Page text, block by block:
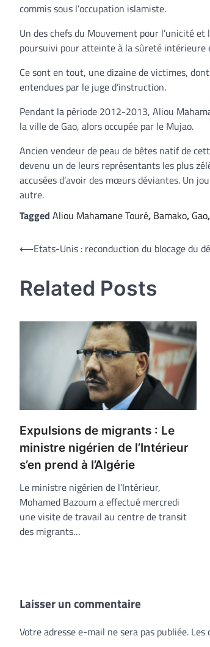
commis sous l’occupation islamiste.
Un des chefs du Mouvement pour l’unicité
poursuivi pour atteinte à la sûreté intérieure
Ce sont en tout, une dizaine de victimes,
entendues par le juge d’instruction.
Pendant la période 2012-2013, Aliou
la ville de Gao, alors occupée par le Mujao.
Ancien vendeur de peau de bêtes natif de
devenu un de leurs représentants les plus
accusées d’avoir des mœurs déviantes. Un
autre.
Tagged Aliou Mahamane Touré, Bamako, Gao,
Navigation
l’article
⟵Etats-Unis : reconduction du blocage du
Related Posts
Expulsions de migrants : Le
ministre nigérien de l’Intérieur
s’en prend à l’Algérie
Le ministre nigérien de l’Intérieur,
Mohamed Bazoum a effectué mercredi
une visite de travail au centre de transit
des migrants…
Laisser un commentaire
Votre adresse e-mail ne sera pas publiée. Les